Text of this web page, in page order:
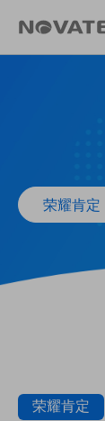
永续蓝图
环境永续
社会参与
风险管理
利害关系人
荣耀肯定
荣耀肯定